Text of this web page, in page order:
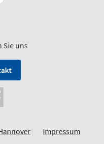
Sie uns
Impressum